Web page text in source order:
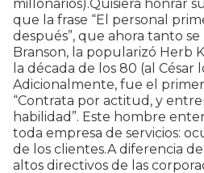
millonarios).Quisiera honrar
que la frase “El personal
después”, que ahora tanto
Branson, la popularizó Herb
la década de los 80 (al César
Adicionalmente, fue el
“Contrata por actitud, y
habilidad”. Este hombre
toda empresa de servicios:
de los clientes.A diferencia
altos directivos de las